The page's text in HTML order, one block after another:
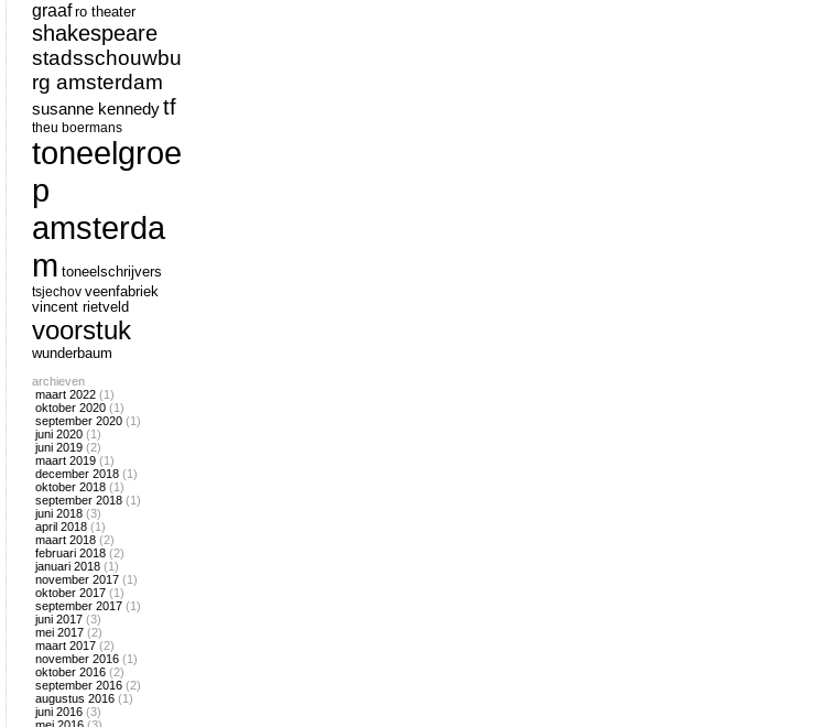
graaf ro theater
shakespeare
stadsschouwbu
rg amsterdam
susanne kennedytf
theu boermans
toneelgroe
p
amsterda
m toneelschrijvers
tsjechov veenfabriek
vincent rietveld
voorstuk
wunderbaum
archieven
maart 2022 (1)
oktober 2020 (1)
september 2020 (1)
juni 2020 (1)
juni 2019 (2)
maart 2019 (1)
december 2018 (1)
oktober 2018 (1)
september 2018 (1)
juni 2018 (3)
april 2018 (1)
maart 2018 (2)
februari 2018 (2)
januari 2018 (1)
november 2017 (1)
oktober 2017 (1)
september 2017 (1)
juni 2017 (3)
mei 2017 (2)
maart 2017 (2)
november 2016 (1)
oktober 2016 (2)
september 2016 (2)
augustus 2016 (1)
juni 2016 (3)